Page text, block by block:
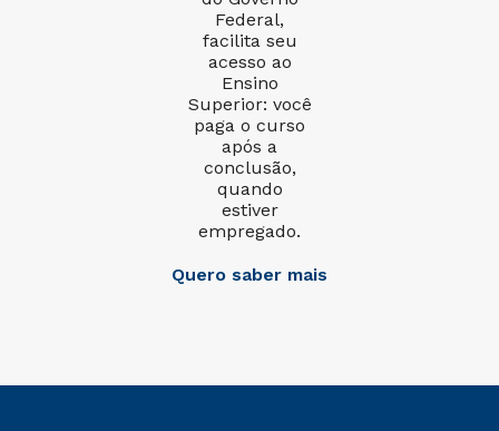
Federal,
facilita seu
acesso ao
Ensino
Superior: você
paga o curso
após a
conclusão,
quando
estiver
empregado.
Quero saber mais